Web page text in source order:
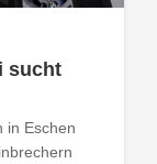
sucht
in Eschen